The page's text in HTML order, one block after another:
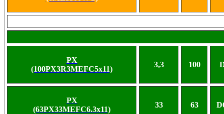
PX
(100PX3R3MEFC5x11)
3,3 100
PX
(63PX33MEFC6.3x11)
33 63